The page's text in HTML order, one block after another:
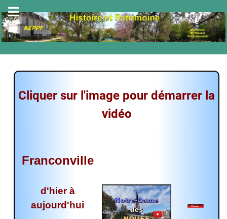
Cliquer sur l'image pour démarrer la
vidéo
Franconville
d'hier à
aujourd'hui